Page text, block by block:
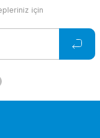
için